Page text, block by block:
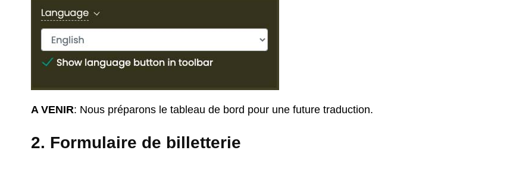
A VENIR: Nous préparons le tableau de bord pour une future traduction.
2. Formulaire de billetterie